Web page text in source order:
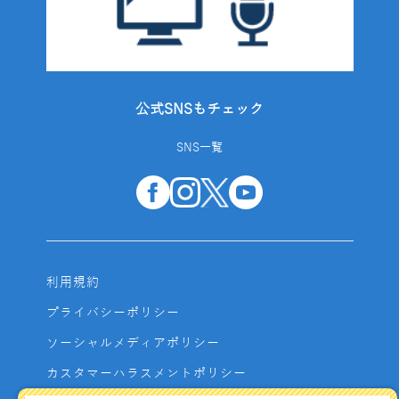
公式SNSもチェック
SNS一覧
利用規約
プライバシーポリシー
ソーシャルメディアポリシー
カスタマーハラスメントポリシー